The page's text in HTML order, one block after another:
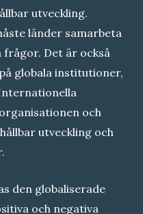
utveckling.
länder samarbeta
Det är också
globala institutioner,
och
utveckling och
den globaliserade
och negativa